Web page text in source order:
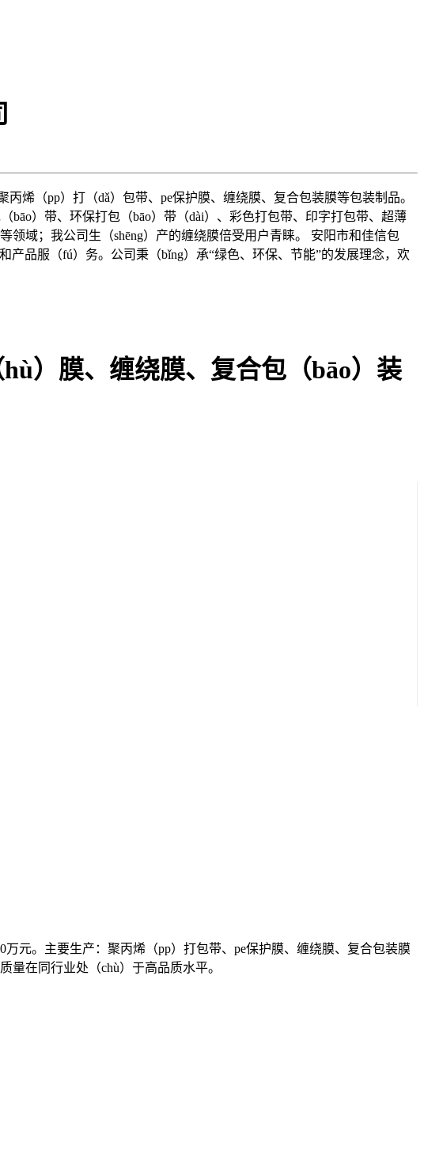
烯（pp）打（dǎ）包带、pe保护膜、缠绕膜、复合包装膜等包装制品。
）带、环保打包（bāo）带（dài）、彩色打包带、印字打包带、超薄
领域；我公司生（shēng）产的缠绕膜倍受用户青睐。 安阳市和佳信包
产品服（fú）务。公司秉（bǐng）承“绿色、环保、节能”的发展理念，欢
）膜、缠绕膜、复合包（bāo）装
元。主要生产：聚丙烯（pp）打包带、pe保护膜、缠绕膜、复合包装膜
量在同行业处（chù）于高品质水平。